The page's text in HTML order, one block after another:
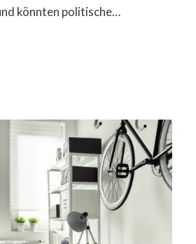
könnten politische…